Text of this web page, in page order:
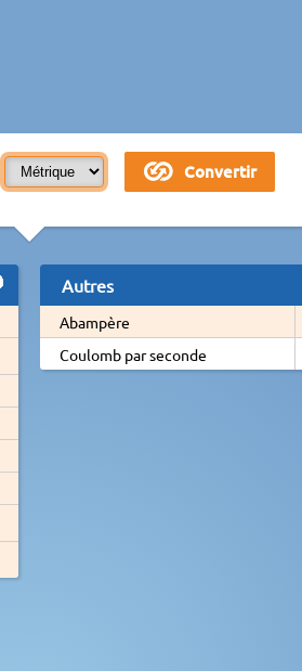
Autres
Abampère
Coulomb par seconde